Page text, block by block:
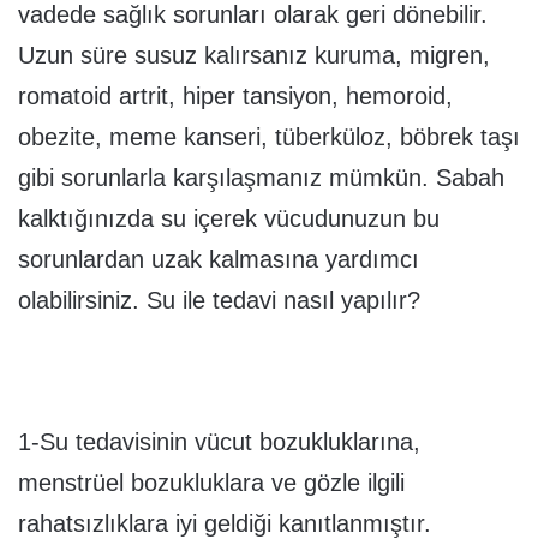
vadede sağlık sorunları olarak geri dönebilir.
Uzun süre susuz kalırsanız kuruma, migren,
romatoid artrit, hiper tansiyon, hemoroid,
obezite, meme kanseri, tüberküloz, böbrek taşı
gibi sorunlarla karşılaşmanız mümkün. Sabah
kalktığınızda su içerek vücudunuzun bu
sorunlardan uzak kalmasına yardımcı
olabilirsiniz. Su ile tedavi nasıl yapılır?
1-Su tedavisinin vücut bozukluklarına,
menstrüel bozukluklara ve gözle ilgili
rahatsızlıklara iyi geldiği kanıtlanmıştır.